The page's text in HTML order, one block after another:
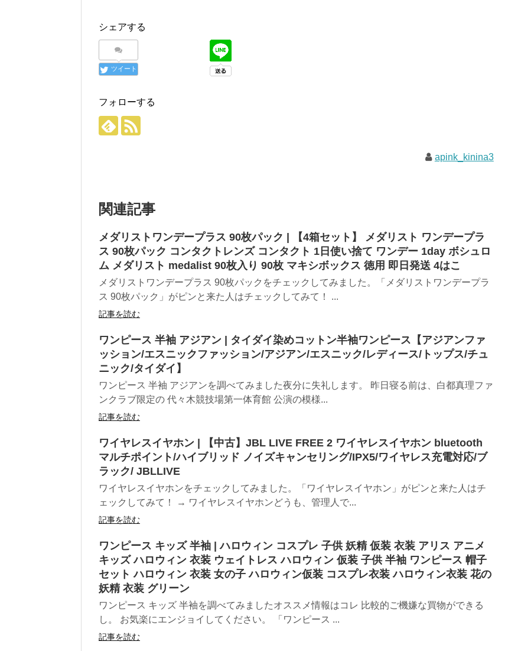
シェアする
ツイート
フォローする
apink_kinina3
関連記事
メダリストワンデープラス 90枚パック | 【4箱セット】 メダリスト ワンデープラ
ス 90枚パック コンタクトレンズ コンタクト 1日使い捨て ワンデー 1day ボシュロ
ム メダリスト medalist 90枚入り 90枚 マキシボックス 徳用 即日発送 4はこ
メダリストワンデープラス 90枚パックをチェックしてみました。「メダリストワンデープラ
ス 90枚パック」がピンと来た人はチェックしてみて！ ...
記事を読む
ワンピース 半袖 アジアン | タイダイ染めコットン半袖ワンピース【アジアンファ
ッション/エスニックファッション/アジアン/エスニック/レディース/トップス/チュ
ニック/タイダイ】
ワンピース 半袖 アジアンを調べてみました夜分に失礼します。 昨日寝る前は、白都真理ファ
ンクラブ限定の 代々木競技場第一体育館 公演の模様...
記事を読む
ワイヤレスイヤホン | 【中古】JBL LIVE FREE 2 ワイヤレスイヤホン bluetooth
マルチポイント/ハイブリッド ノイズキャンセリング/IPX5/ワイヤレス充電対応/ブ
ラック/ JBLLIVE
ワイヤレスイヤホンをチェックしてみました。「ワイヤレスイヤホン」がピンと来た人はチ
ェックしてみて！ → ワイヤレスイヤホンどうも、管理人で...
記事を読む
ワンピース キッズ 半袖 | ハロウィン コスプレ 子供 妖精 仮装 衣装 アリス アニメ
キッズ ハロウィン 衣装 ウェイトレス ハロウィン 仮装 子供 半袖 ワンピース 帽子
セット ハロウィン 衣装 女の子 ハロウィン仮装 コスプレ衣装 ハロウィン衣装 花の
妖精 衣装 グリーン
ワンピース キッズ 半袖を調べてみましたオススメ情報はコレ 比較的ご機嫌な買物ができる
し。 お気楽にエンジョイしてください。 「ワンピース ...
記事を読む